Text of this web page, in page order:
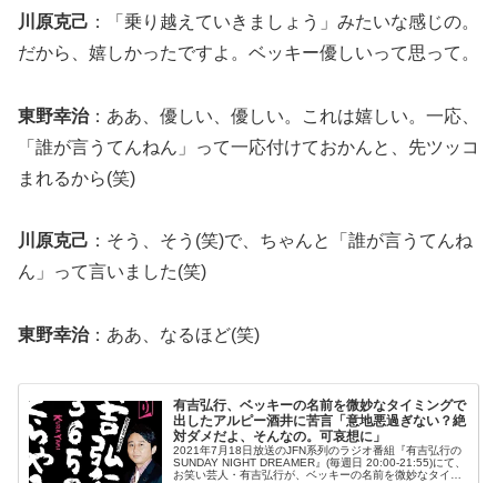
川原克己 ：「乗り越えていきましょう」みたいな感じの。
だから、嬉しかったですよ。ベッキー優しいって思って。
東野幸治：ああ、優しい、優しい。これは嬉しい。一応、
「誰が言うてんねん」って一応付けておかんと、先ツッコ
まれるから(笑)
川原克己 ：そう、そう(笑)で、ちゃんと「誰が言うてんね
ん」って言いました(笑)
東野幸治：ああ、なるほど(笑)
有吉弘行、ベッキーの名前を微妙なタイミングで
出したアルピー酒井に苦言「意地悪過ぎない？絶
対ダメだよ、そんなの。可哀想に」
2021年7月18日放送のJFN系列のラジオ番組『有吉弘行の
SUNDAY NIGHT DREAMER』(毎週日 20:00-21:55)にて、
お笑い芸人・有吉弘行が、ベッキーの名前を微妙なタイミ